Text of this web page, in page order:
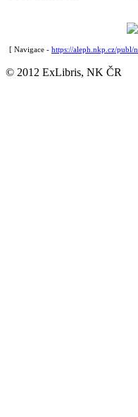
[ Navigace - https://aleph.nkp.cz/publ/
© 2012 ExLibris, NK ČR